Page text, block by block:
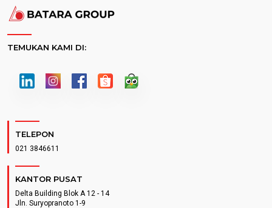
TEMUKAN KAMI DI:
TELEPON
021 3846611
KANTOR PUSAT
Delta Building Blok A 12 - 14
Jln. Suryopranoto 1-9